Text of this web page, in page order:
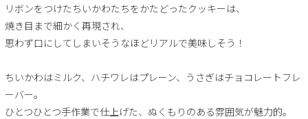
リボンをつけたちいかわたちをかたどったクッキーは、
焼き目まで細かく再現され、
思わず口にしてしまいそうなほどリアルで美味しそう！
ちいかわはミルク、ハチワレはプレーン、うさぎはチョコレートフレ
ーバー。
ひとつひとつ手作業で仕上げた、ぬくもりのある雰囲気が魅力的。